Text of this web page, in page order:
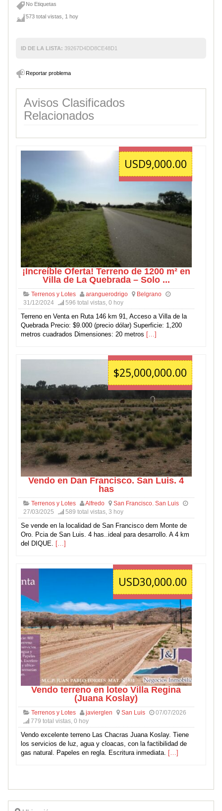
No Etiquetas
573 total vistas, 1 hoy
ID DE LA LISTA: 39267D4DD8CE48D1
Reportar problema
Avisos Clasificados
Relacionados
USD9,000.00
¡Increíble Oferta! Terreno de 1200 m² en
Villa de La Quebrada – Solo ...
Terrenos y Lotes aranguerodrigo
Belgrano
31/12/2024
596 total vistas, 0 hoy
Terreno en Venta en Ruta 146 km 91, Acceso a Villa de la
Quebrada Precio: $9.000 (precio dólar) Superficie: 1,200
metros cuadrados Dimensiones: 20 metros […]
$25,000,000.00
Vendo en Dan Francisco. San Luis. 4
has
Terrenos y Lotes Alfredo
San Francisco. San Luis
27/03/2025
589 total vistas, 3 hoy
Se vende en la localidad de San Francisco dem Monte de
Oro. Pcia de San Luis. 4 has..ideal para desarrollo. A 4 km
del DIQUE. […]
USD30,000.00
Vendo terreno en loteo Villa Regina
(Juana Koslay)
Terrenos y Lotes javierglen San Luis
07/07/2026
779 total vistas, 0 hoy
Vendo excelente terreno Las Chacras Juana Koslay. Tiene
los servicios de luz, agua y cloacas, con la factibilidad de
gas natural. Papeles en regla. Escritura inmediata.
[…]